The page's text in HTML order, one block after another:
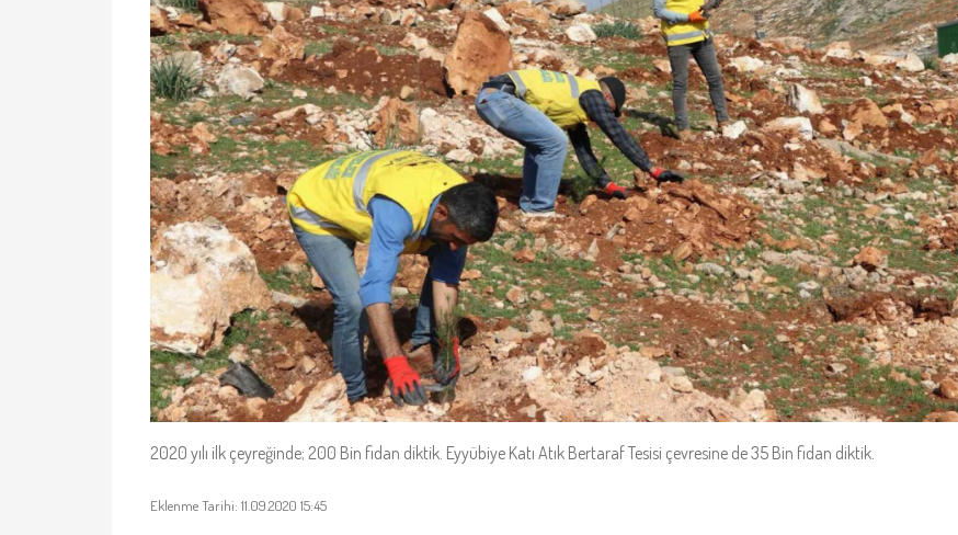
2020 yılı ilk çeyreğinde; 200 Bin fidan diktik. Eyyübiye Katı Atık Bertaraf Tesisi çevresine de 35 Bin fidan diktik.
Eklenme Tarihi: 11.09.2020 15:45